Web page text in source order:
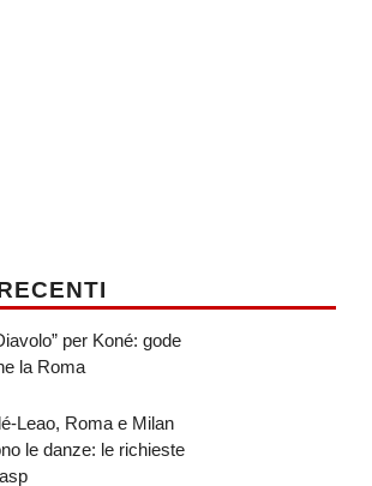
per Koné: gode
la Roma
Leao, Roma e Milan
le danze: le richieste